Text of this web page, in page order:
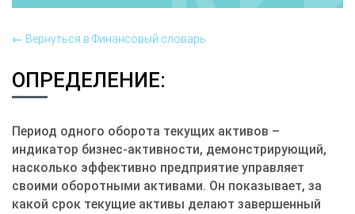
← Вернуться в Финансовый словарь
ОПРЕДЕЛЕНИЕ:
Период одного оборота текущих активов –
индикатор бизнес-активности, демонстрирующий,
насколько эффективно предприятие управляет
своими оборотными активами. Он показывает, за
какой срок текущие активы делают завершенный